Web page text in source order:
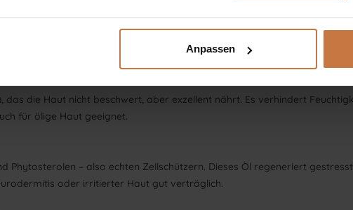
Anpassen
Öl, das Reizungen lindert, die Haut geschmeidig macht und die
oder bei Spannungsgefühlen.
das die Haut nicht beschwert, aber exzellent nährt. Es verhindert
für ölige Haut geeignet.
Phytosterolen – also echten Zellschützern. Dieses Öl regeneriert
oder irritierter Haut gut verträglich.